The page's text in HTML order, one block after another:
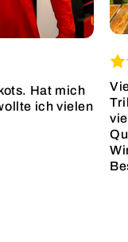
Hat mich
ich vielen